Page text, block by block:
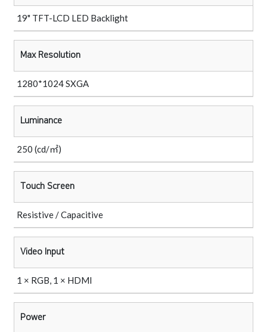
19" TFT-LCD LED Backlight
Max Resolution
1280*1024 SXGA
Luminance
250 (cd/㎡)
Touch Screen
Resistive / Capacitive
Video Input
1 × RGB, 1 × HDMI
Power